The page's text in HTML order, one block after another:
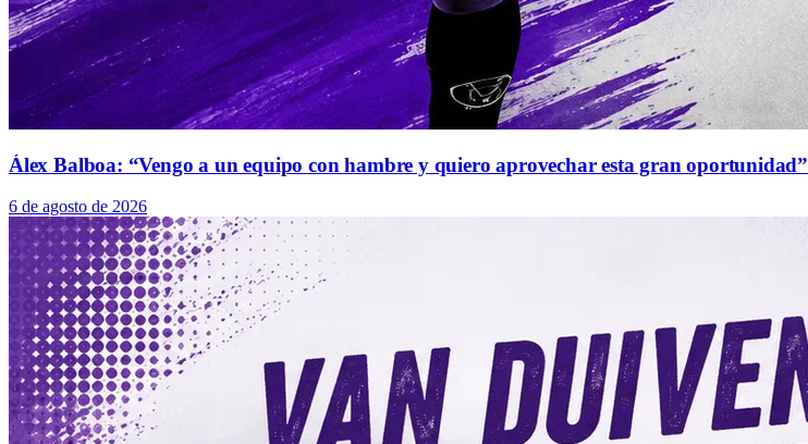
Álex Balboa: “Vengo a un equipo con hambre y quiero aprovechar esta gran oportunidad”
6 de agosto de 2026